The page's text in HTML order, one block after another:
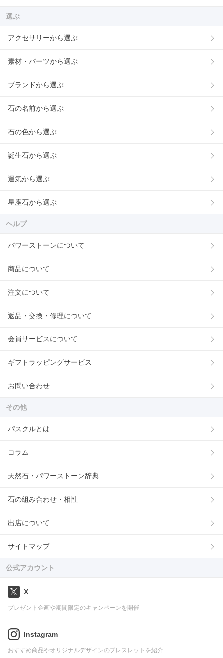
選ぶ
アクセサリーから選ぶ
素材・パーツから選ぶ
ブランドから選ぶ
石の名前から選ぶ
石の色から選ぶ
誕生石から選ぶ
運気から選ぶ
星座石から選ぶ
ヘルプ
パワーストーンについて
商品について
注文について
返品・交換・修理について
会員サービスについて
ギフトラッピングサービス
お問い合わせ
その他
パスクルとは
コラム
天然石・パワーストーン辞典
石の組み合わせ・相性
出店について
サイトマップ
公式アカウント
X
プレゼント企画や期間限定のキャンペーンを開催
Instagram
おすすめ商品やオリジナルデザインのブレスレットを紹介